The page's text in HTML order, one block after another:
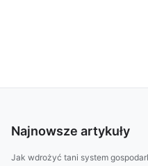
Najnowsze artykuły
Jak wdrożyć tani system